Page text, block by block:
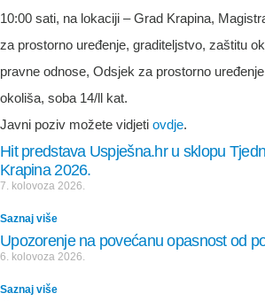
10:00 sati, na lokaciji – Grad Krapina,
za prostorno uređenje, graditeljstvo, zaštitu
pravne odnose, Odsjek za prostorno
okoliša, soba 14/ll kat.
Javni poziv možete vidjeti ovdje.
Hit predstava Uspješna.hr u sklopu
Krapina 2026.
7. kolovoza 2026.
Saznaj više
Upozorenje na povećanu opasnost od
6. kolovoza 2026.
Saznaj više